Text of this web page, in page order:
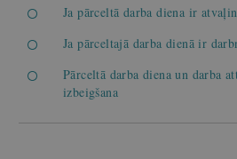
Ja pārceltā darba diena ir
Ja pārceltajā darba dienā ir
Pārceltā darba diena un darba
izbeigšana